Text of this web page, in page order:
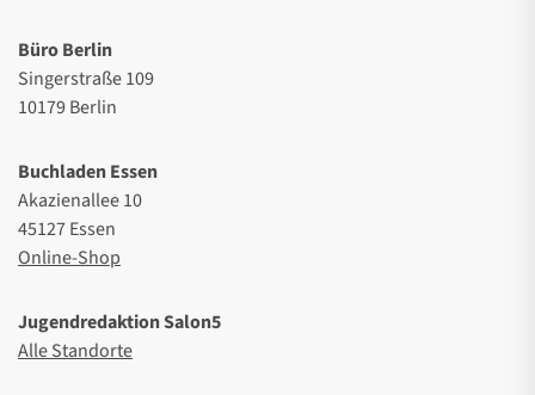
Büro Berlin
Singerstraße 109
10179 Berlin
Buchladen Essen
Akazienallee 10
45127 Essen
Online-Shop
Jugendredaktion Salon5
Alle Standorte